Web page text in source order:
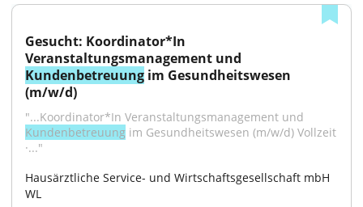
Gesucht: Koordinator*In
Kundenbetreuung im Gesundheitswesen
(m/w/d)
Kundenbetreuung im Gesundheitswesen (m/w/d) Vollzeit
·..."
Hausärztliche Service- und Wirtschaftsgesellschaft mbH
WL